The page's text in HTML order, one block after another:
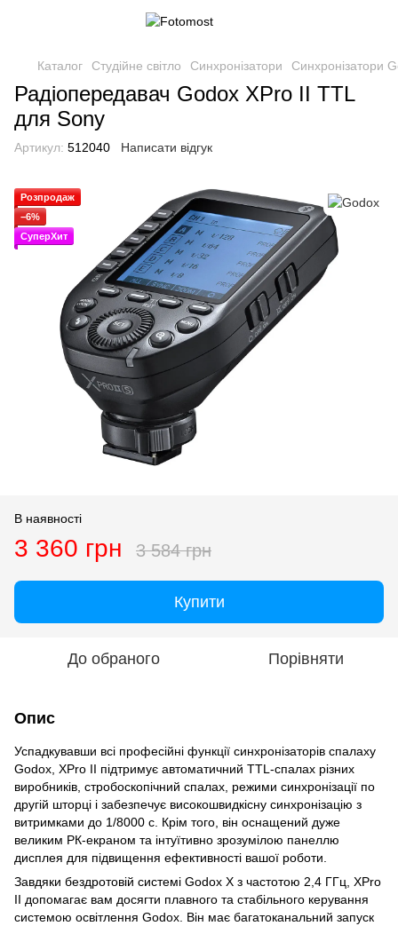
Каталог Студійне світло Синхронізатори Синхронізатори
Радіопередавач Godox XPro II TTL
для Sony
Артикул: 512040 Написати відгук
Розпродаж
−6%
СуперХит
В наявності
3 360 грн 3 584 грн
Купити
До обраного Порівняти
Опис
Успадкувавши всі професійні функції синхронізаторів спалаху
Godox, XPro II підтримує автоматичний TTL-спалах різних
виробників, стробоскопічний спалах, режими синхронізації по
другій шторці і забезпечує високошвидкісну синхронізацію з
витримками до 1/8000 с. Крім того, він оснащений дуже
великим РК-екраном та інтуїтивно зрозумілою панеллю
дисплея для підвищення ефективності вашої роботи.
Завдяки бездротовій системі Godox X з частотою 2,4 ГГц, XPro
II допомагає вам досягти плавного та стабільного керування
системою освітлення Godox. Він має багатоканальний запуск